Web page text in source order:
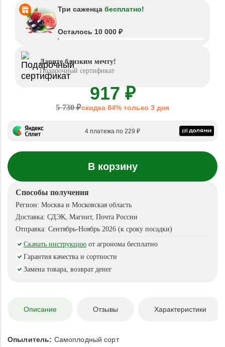
Три саженца бесплатно!
Осталось 10 000 ₽
Дарите близким мечту!
Подарочный сертификат
917 ₽
5 730 ₽скидка 84% только 3 дня
4 платежа по 229 ₽
В корзину
Способы получения
Регион: Москва и Московская область
Доставка: СДЭК, Магнит, Почта России
Отправка: Сентябрь-Ноябрь 2026 (к сроку посадки)
Скачать инструкцию от агронома бесплатно
Гарантия качества и сортности
Замена товара, возврат денег
Описание Отзывы Характеристики
Опылитель: Самоплодный сорт